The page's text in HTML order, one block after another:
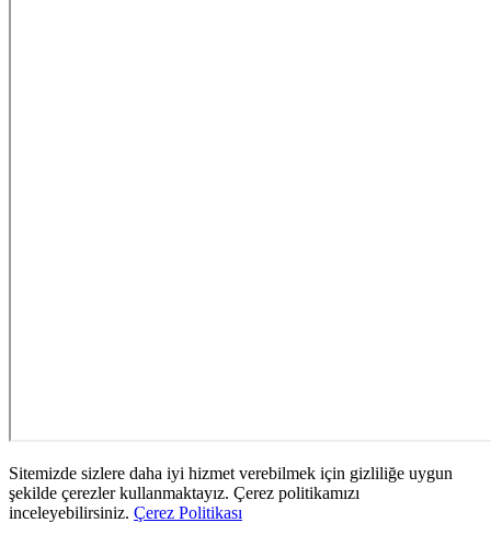
Sitemizde sizlere daha iyi hizmet verebilmek için gizliliğe uygun
şekilde çerezler kullanmaktayız. Çerez politikamızı
inceleyebilirsiniz. Çerez Politikası